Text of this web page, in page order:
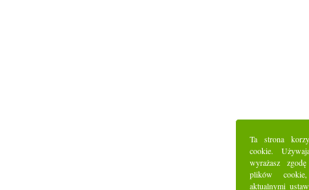
Ta strona
cookie.
wyrażasz
plików
aktualnymi